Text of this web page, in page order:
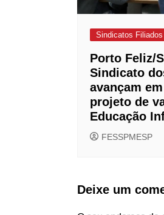
Sindicatos Filiados
Porto Feliz/
Sindicato
avançam
projeto de
Educação
FESSPMESP
Deixe um